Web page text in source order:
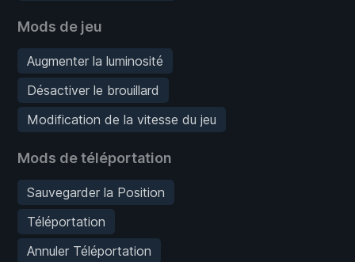
Mods de jeu
Augmenter la luminosité
Désactiver le brouillard
Modification de la vitesse du jeu
Mods de téléportation
Sauvegarder la Position
Téléportation
Annuler Téléportation